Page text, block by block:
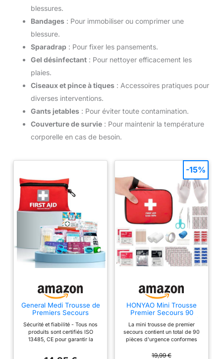
blessures.
Bandages : Pour immobiliser ou comprimer une
blessure.
Sparadrap : Pour fixer les pansements.
Gel désinfectant : Pour nettoyer efficacement les
plaies.
Ciseaux et pince à tiques : Accessoires pratiques pour
diverses interventions.
Gants jetables : Pour éviter toute contamination.
Couverture de survie : Pour maintenir la température
corporelle en cas de besoin.
General Medi Trousse de
Premiers Secours
pour la Maison, Le
Véhicule, Les Voyages,
Le Bureau, Le Lieu de
Survie et l'Extérieur
Sécurité et fiabilité - Tous nos
produits sont certifiés ISO
13485, CE pour garantir la
HONYAO Mini Trousse
Premier Secours 90
Pièces, Petite Trousse à
Pharmacie, Kit Premier
Secours pour Voiture
Maison Lieu de Travail
Randonnée et Sports en
La mini trousse de premier
secours contient un total de 90
pièces d'urgence conformes
protecteur et stérile pour une
19,99 €
-15%